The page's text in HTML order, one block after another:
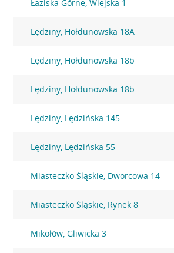
Łaziska Górne, Wiejska 1
Lędziny, Hołdunowska 18A
Lędziny, Hołdunowska 18b
Lędziny, Hołdunowska 18b
Lędziny, Lędzińska 145
Lędziny, Lędzińska 55
Miasteczko Śląskie, Dworcowa 14
Miasteczko Śląskie, Rynek 8
Mikołów, Gliwicka 3